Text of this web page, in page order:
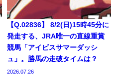
【Q.02836】 8/2(日)15時45分に
発走する、JRA唯一の直線重賞
競馬「アイビスサマーダッシ
ュ」。勝馬の走破タイムは？
2026.07.26